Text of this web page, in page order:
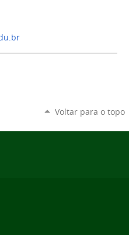
Voltar para o topo